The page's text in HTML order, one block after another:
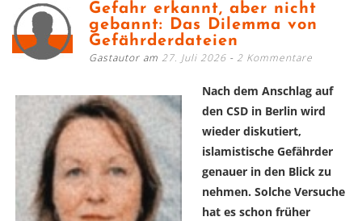
Gefahr erkannt, aber nicht
gebannt: Das Dilemma von
Gefährderdateien
Gastautor am 27. Juli 2026 2 Kommentare
Nach dem Anschlag auf
den CSD in Berlin wird
wieder diskutiert,
islamistische Gefährder
genauer in den Blick zu
nehmen. Solche Versuche
hat es schon früher